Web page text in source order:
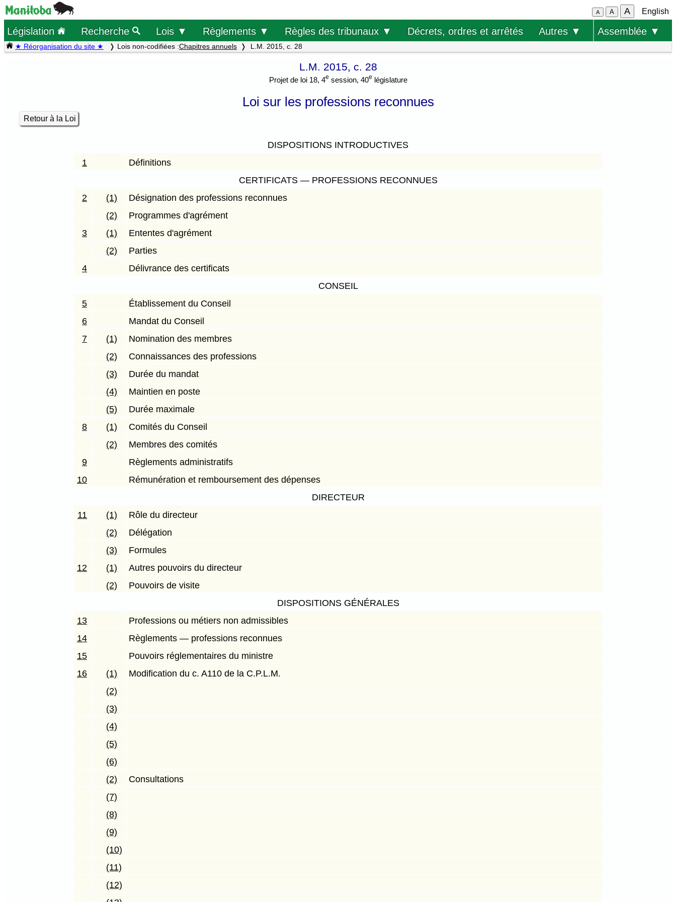
A A A English
Législation Recherche Lois ▼ Règlements ▼ Règles des tribunaux ▼ Décrets, ordres et arrêtés Autres ▼ Assemblée ▼
★ Réorganisation du site ★ Lois non-codifiées :Chapitres annuels L.M. 2015, c. 28
L.M. 2015, c. 28
Projet de loi 18, 4e session, 40e législature
Loi sur les professions reconnues
Retour à la Loi
DISPOSITIONS INTRODUCTIVES
1
Définitions
CERTIFICATS — PROFESSIONS RECONNUES
2
(1)
Désignation des professions reconnues
(2)
Programmes d'agrément
3
(1)
Ententes d'agrément
(2)
Parties
4
Délivrance des certificats
CONSEIL
5
Établissement du Conseil
6
Mandat du Conseil
7
(1)
Nomination des membres
(2)
Connaissances des professions
(3)
Durée du mandat
(4)
Maintien en poste
(5)
Durée maximale
8
(1)
Comités du Conseil
(2)
Membres des comités
9
Règlements administratifs
10
Rémunération et remboursement des dépenses
DIRECTEUR
11
(1)
Rôle du directeur
(2)
Délégation
(3)
Formules
12
(1)
Autres pouvoirs du directeur
(2)
Pouvoirs de visite
DISPOSITIONS GÉNÉRALES
13
Professions ou métiers non admissibles
14
Règlements — professions reconnues
15
Pouvoirs réglementaires du ministre
16
(1)
Modification du c. A110 de la C.P.L.M.
(2)
(3)
(4)
(5)
(6)
(2)
Consultations
(7)
(8)
(9)
(10)
(11)
(12)